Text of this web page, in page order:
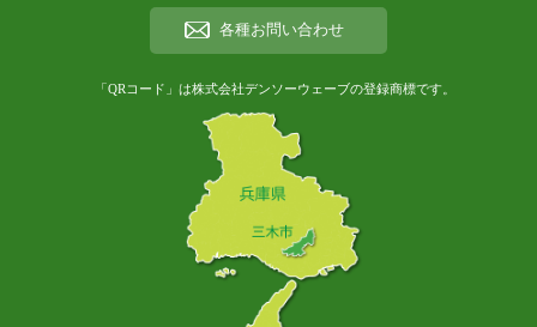
各種お問い合わせ
「QRコード」は株式会社デンソーウェーブの登録商標です。